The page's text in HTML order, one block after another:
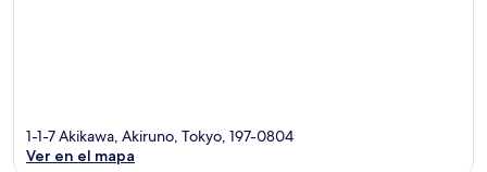
1-1-7 Akikawa, Akiruno, Tokyo, 197-0804
Ver en el mapa